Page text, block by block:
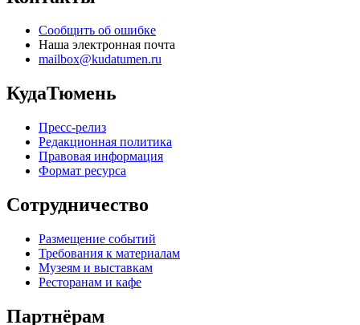
Сообщить об ошибке
Наша электронная почта
mailbox@kudatumen.ru
КудаТюмень
Пресс-релиз
Редакционная политика
Правовая информация
Формат ресурса
Сотрудничество
Размещение событий
Требования к материалам
Музеям и выставкам
Ресторанам и кафе
Партнёрам